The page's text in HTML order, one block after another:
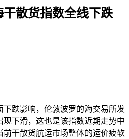
散货指数全线下跌
下跌影响，伦敦波罗的海交易所发
下滑，这也是该指数近期走势中
前干散货航运市场整体的运价疲软